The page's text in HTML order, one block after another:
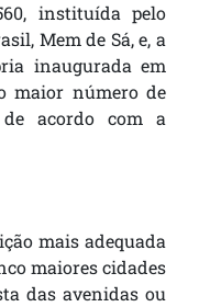
instituída pelo
Mem de Sá, e, a
inaugurada em
maior número de
acordo com a
mais adequada
maiores cidades
das avenidas ou